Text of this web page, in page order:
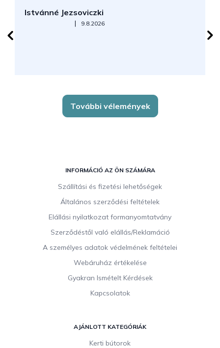
Istvánné Jezsoviczki
Az áruház értékelése 5-ből 5 csillag.
| 9.8.2026
További vélemények
INFORMÁCIÓ AZ ÖN SZÁMÁRA
Szállítási és fizetési lehetőségek
Általános szerződési feltételek
Elállási nyilatkozat formanyomtatvány
Szerződéstől való elállás/Reklamáció
A személyes adatok védelmének feltételei
Webáruház értékelése
Gyakran Ismételt Kérdések
Kapcsolatok
AJÁNLOTT KATEGÓRIÁK
Kerti bútorok